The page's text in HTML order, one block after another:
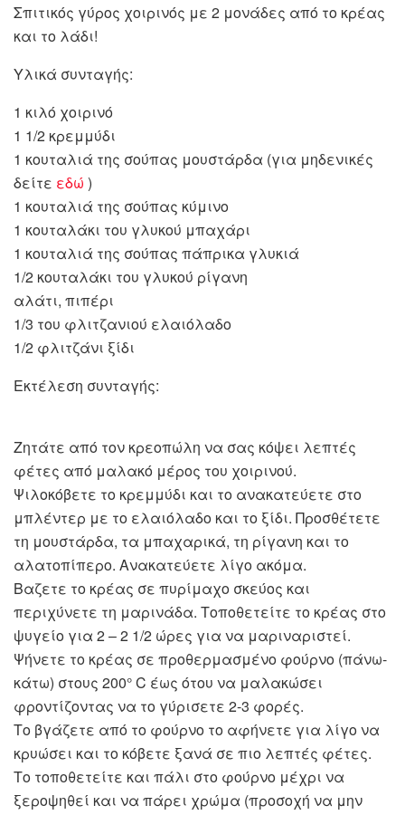
Σπιτικός γύρος χοιρινός με 2 μονάδες από το κρέας
και το λάδι!
Υλικά συνταγής:
1 κιλό χοιρινό
1 1/2 κρεμμύδι
1 κουταλιά της σούπας μουστάρδα (για μηδενικές
δείτε εδώ )
1 κουταλιά της σούπας κύμινο
1 κουταλάκι του γλυκού μπαχάρι
1 κουταλιά της σούπας πάπρικα γλυκιά
1/2 κουταλάκι του γλυκού ρίγανη
αλάτι, πιπέρι
1/3 του φλιτζανιού ελαιόλαδο
1/2 φλιτζάνι ξίδι
Εκτέλεση συνταγής:
Ζητάτε από τον κρεοπώλη να σας κόψει λεπτές
φέτες από μαλακό μέρος του χοιρινού.
Ψιλοκόβετε το κρεμμύδι και το ανακατεύετε στο
μπλέντερ με το ελαιόλαδο και το ξίδι. Προσθέτετε
τη μουστάρδα, τα μπαχαρικά, τη ρίγανη και το
αλατοπίπερο. Ανακατεύετε λίγο ακόμα.
Βαζετε το κρέας σε πυρίμαχο σκεύος και
περιχύνετε τη μαρινάδα. Τοποθετείτε το κρέας στο
ψυγείο για 2 – 2 1/2 ώρες για να μαριναριστεί.
Ψήνετε το κρέας σε προθερμασμένο φούρνο (πάνω-
κάτω) στους 200° C έως ότου να μαλακώσει
φροντίζοντας να το γύρισετε 2-3 φορές.
Το βγάζετε από το φούρνο το αφήνετε για λίγο να
κρυώσει και το κόβετε ξανά σε πιο λεπτές φέτες.
Το τοποθετείτε και πάλι στο φούρνο μέχρι να
ξεροψηθεί και να πάρει χρώμα (προσοχή να μην